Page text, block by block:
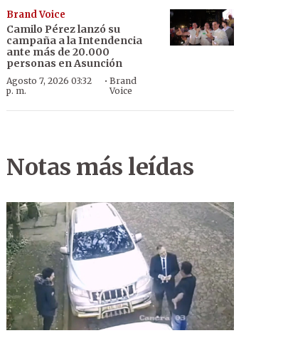
Brand Voice
Camilo Pérez lanzó su
campaña a la Intendencia
ante más de 20.000
personas en Asunción
Agosto 7, 2026 03:32
p. m.
· Brand
Voice
Notas más leídas